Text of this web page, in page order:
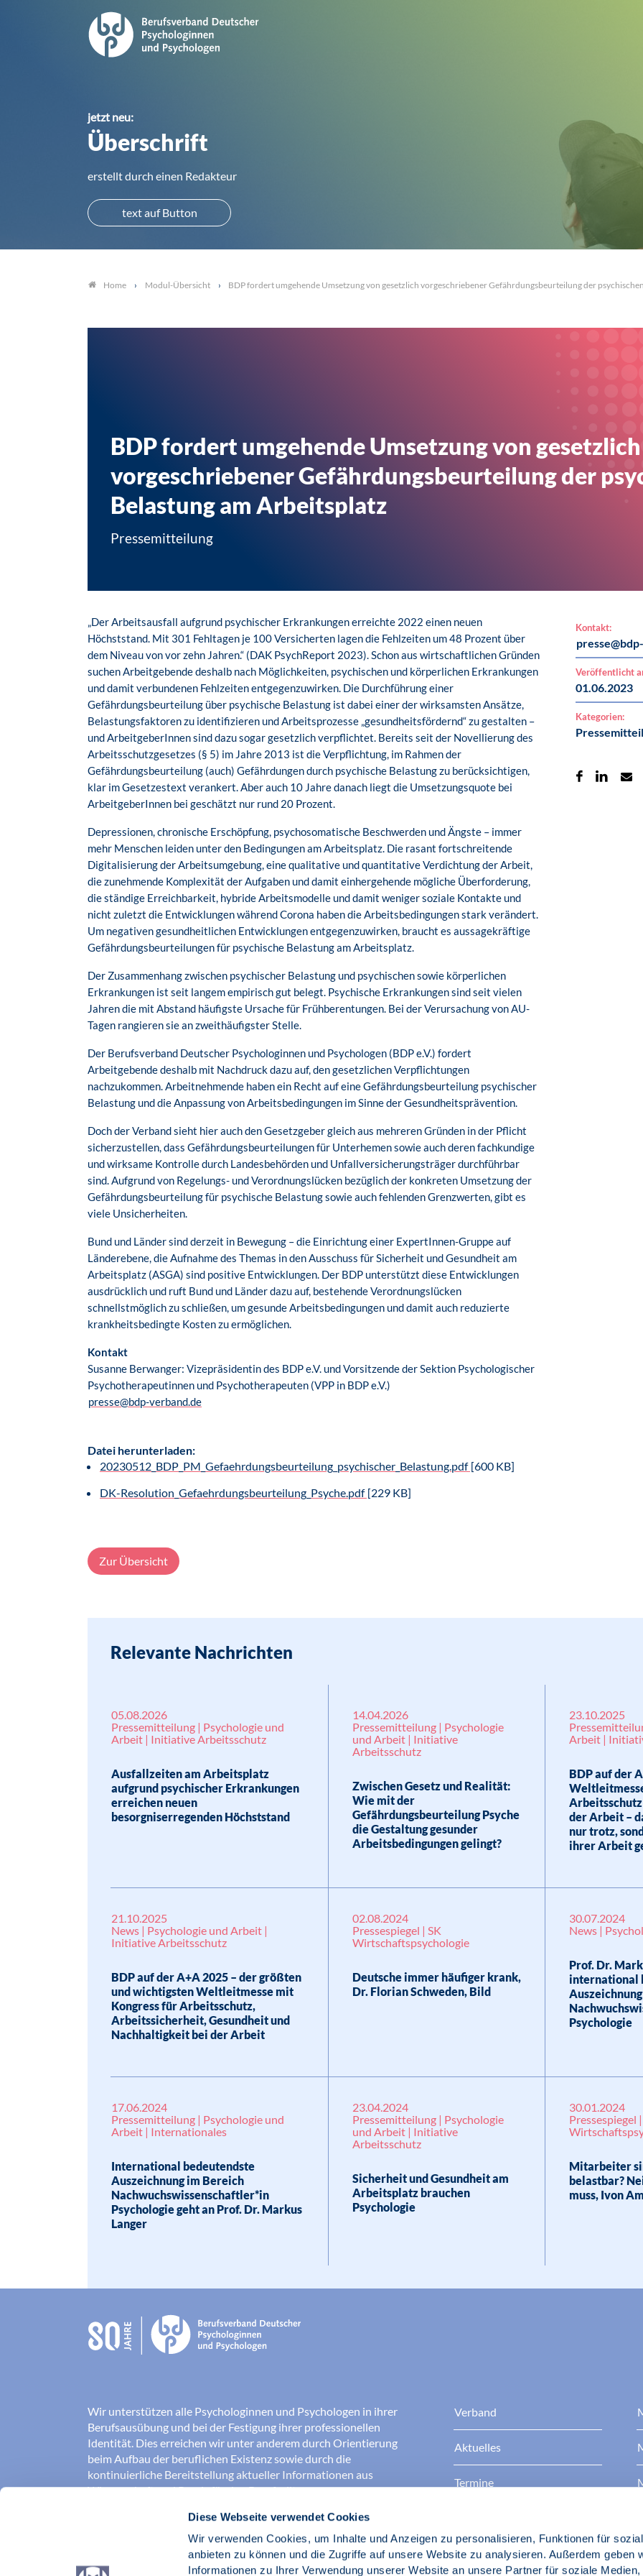
Diese Webseite verwendet Cookies
Wir verwenden Cookies, um Inhalte und Anzeigen zu personalisieren, Funktionen für
anbieten zu können und die Zugriffe auf unsere Website zu analysieren. Außerdem geben
Informationen zu Ihrer Verwendung unserer Website an unsere Partner für soziale Medien,
jetzt neu:
Überschrift
erstellt durch einen Redakteur
text auf Button
Home Modul-Übersicht BDP fordert umgehende Umsetzung von gesetzlich vorgeschriebener Gefährdungsbeurteilung der
BDP fordert umgehende Umsetzung von gesetzlich
vorgeschriebener Gefährdungsbeurteilung der
Belastung am Arbeitsplatz
Pressemitteilung
„Der Arbeitsausfall aufgrund psychischer Erkrankungen erreichte 2022 einen neuen
Höchststand. Mit 301 Fehltagen je 100 Versicherten lagen die Fehlzeiten um 48 Prozent über
dem Niveau von vor zehn Jahren.“ (DAK PsychReport 2023). Schon aus wirtschaftlichen Gründen
suchen Arbeitgebende deshalb nach Möglichkeiten, psychischen und körperlichen Erkrankungen
und damit verbundenen Fehlzeiten entgegenzuwirken. Die Durchführung einer
Gefährdungsbeurteilung über psychische Belastung ist dabei einer der wirksamsten Ansätze,
Belastungsfaktoren zu identifizieren und Arbeitsprozesse „gesundheitsfördernd“ zu gestalten –
und ArbeitgeberInnen sind dazu sogar gesetzlich verpflichtet. Bereits seit der Novellierung des
Arbeitsschutzgesetzes (§ 5) im Jahre 2013 ist die Verpflichtung, im Rahmen der
Gefährdungsbeurteilung (auch) Gefährdungen durch psychische Belastung zu berücksichtigen,
klar im Gesetzestext verankert. Aber auch 10 Jahre danach liegt die Umsetzungsquote bei
ArbeitgeberInnen bei geschätzt nur rund 20 Prozent.
Depressionen, chronische Erschöpfung, psychosomatische Beschwerden und Ängste – immer
mehr Menschen leiden unter den Bedingungen am Arbeitsplatz. Die rasant fortschreitende
Digitalisierung der Arbeitsumgebung, eine qualitative und quantitative Verdichtung der Arbeit,
die zunehmende Komplexität der Aufgaben und damit einhergehende mögliche Überforderung,
die ständige Erreichbarkeit, hybride Arbeitsmodelle und damit weniger soziale Kontakte und
nicht zuletzt die Entwicklungen während Corona haben die Arbeitsbedingungen stark verändert.
Um negativen gesundheitlichen Entwicklungen entgegenzuwirken, braucht es aussagekräftige
Gefährdungsbeurteilungen für psychische Belastung am Arbeitsplatz.
Der Zusammenhang zwischen psychischer Belastung und psychischen sowie körperlichen
Erkrankungen ist seit langem empirisch gut belegt. Psychische Erkrankungen sind seit vielen
Jahren die mit Abstand häufigste Ursache für Frühberentungen. Bei der Verursachung von AU-
Tagen rangieren sie an zweithäufigster Stelle.
Der Berufsverband Deutscher Psychologinnen und Psychologen (BDP e.V.) fordert
Arbeitgebende deshalb mit Nachdruck dazu auf, den gesetzlichen Verpflichtungen
nachzukommen. Arbeitnehmende haben ein Recht auf eine Gefährdungsbeurteilung psychischer
Belastung und die Anpassung von Arbeitsbedingungen im Sinne der Gesundheitsprävention.
Doch der Verband sieht hier auch den Gesetzgeber gleich aus mehreren Gründen in der Pflicht
sicherzustellen, dass Gefährdungsbeurteilungen für Unterhemen sowie auch deren fachkundige
und wirksame Kontrolle durch Landesbehörden und Unfallversicherungsträger durchführbar
sind. Aufgrund von Regelungs- und Verordnungslücken bezüglich der konkreten Umsetzung der
Gefährdungsbeurteilung für psychische Belastung sowie auch fehlenden Grenzwerten, gibt es
viele Unsicherheiten.
Bund und Länder sind derzeit in Bewegung – die Einrichtung einer ExpertInnen-Gruppe auf
Länderebene, die Aufnahme des Themas in den Ausschuss für Sicherheit und Gesundheit am
Arbeitsplatz (ASGA) sind positive Entwicklungen. Der BDP unterstützt diese Entwicklungen
ausdrücklich und ruft Bund und Länder dazu auf, bestehende Verordnungslücken
schnellstmöglich zu schließen, um gesunde Arbeitsbedingungen und damit auch reduzierte
krankheitsbedingte Kosten zu ermöglichen.
Kontakt
Susanne Berwanger: Vizepräsidentin des BDP e.V. und Vorsitzende der Sektion Psychologischer
Psychotherapeutinnen und Psychotherapeuten (VPP in BDP e.V.)
presse@bdp-verband.de
Datei herunterladen:
20230512_BDP_PM_Gefaehrdungsbeurteilung_psychischer_Belastung.pdf [600 KB]
DK-Resolution_Gefaehrdungsbeurteilung_Psyche.pdf [229 KB]
Kontakt:
Veröffentlicht
01.06.2023
Kategorien:
Zur Übersicht
Relevante Nachrichten
05.08.2026
Pressemitteilung | Psychologie und
Arbeit | Initiative Arbeitsschutz
Ausfallzeiten am Arbeitsplatz
aufgrund psychischer Erkrankungen
erreichen neuen
besorgniserregenden Höchststand
14.04.2026
Pressemitteilung | Psychologie
und Arbeit | Initiative
Arbeitsschutz
Zwischen Gesetz und Realität:
Wie mit der
Gefährdungsbeurteilung Psyche
die Gestaltung gesunder
Arbeitsbedingungen gelingt?
23.10.2025
Arbeit |
BDP auf der
Arbeitsschutz
der Arbeit –
nur trotz,
ihrer Arbeit
21.10.2025
News | Psychologie und Arbeit |
Initiative Arbeitsschutz
BDP auf der A+A 2025 – der größten
und wichtigsten Weltleitmesse mit
Kongress für Arbeitsschutz,
Arbeitssicherheit, Gesundheit und
Nachhaltigkeit bei der Arbeit
02.08.2024
Pressespiegel | SK
Wirtschaftspsychologie
Deutsche immer häufiger krank,
Dr. Florian Schweden, Bild
30.07.2024
News |
Prof. Dr.
international
Psychologie
17.06.2024
Pressemitteilung | Psychologie und
Arbeit | Internationales
International bedeutendste
Auszeichnung im Bereich
Nachwuchswissenschaftler*in
Psychologie geht an Prof. Dr. Markus
Langer
23.04.2024
Pressemitteilung | Psychologie
und Arbeit | Initiative
Arbeitsschutz
Sicherheit und Gesundheit am
Arbeitsplatz brauchen
Psychologie
30.01.2024
Pressespiegel
Mitarbeiter
belastbar?
muss, Ivon
Wir unterstützen alle Psychologinnen und Psychologen in ihrer
Berufsausübung und bei der Festigung ihrer professionellen
Identität. Dies erreichen wir unter anderem durch Orientierung
beim Aufbau der beruflichen Existenz sowie durch die
kontinuierliche Bereitstellung aktueller Informationen aus
Wissenschaft und Praxis für den Berufsalltag.
Wir erschließen und sichern Berufsfelder und sorgen dafür, dass
Erkenntnisse der Psychologie kompetent und verantwortungsvoll
umgesetzt werden. Darüber hinaus stärken wir das Ansehen aller
Psychologinnen und Psychologen in der Öffentlichkeit und
Verband
Aktuelles
Termine
Berufsethik